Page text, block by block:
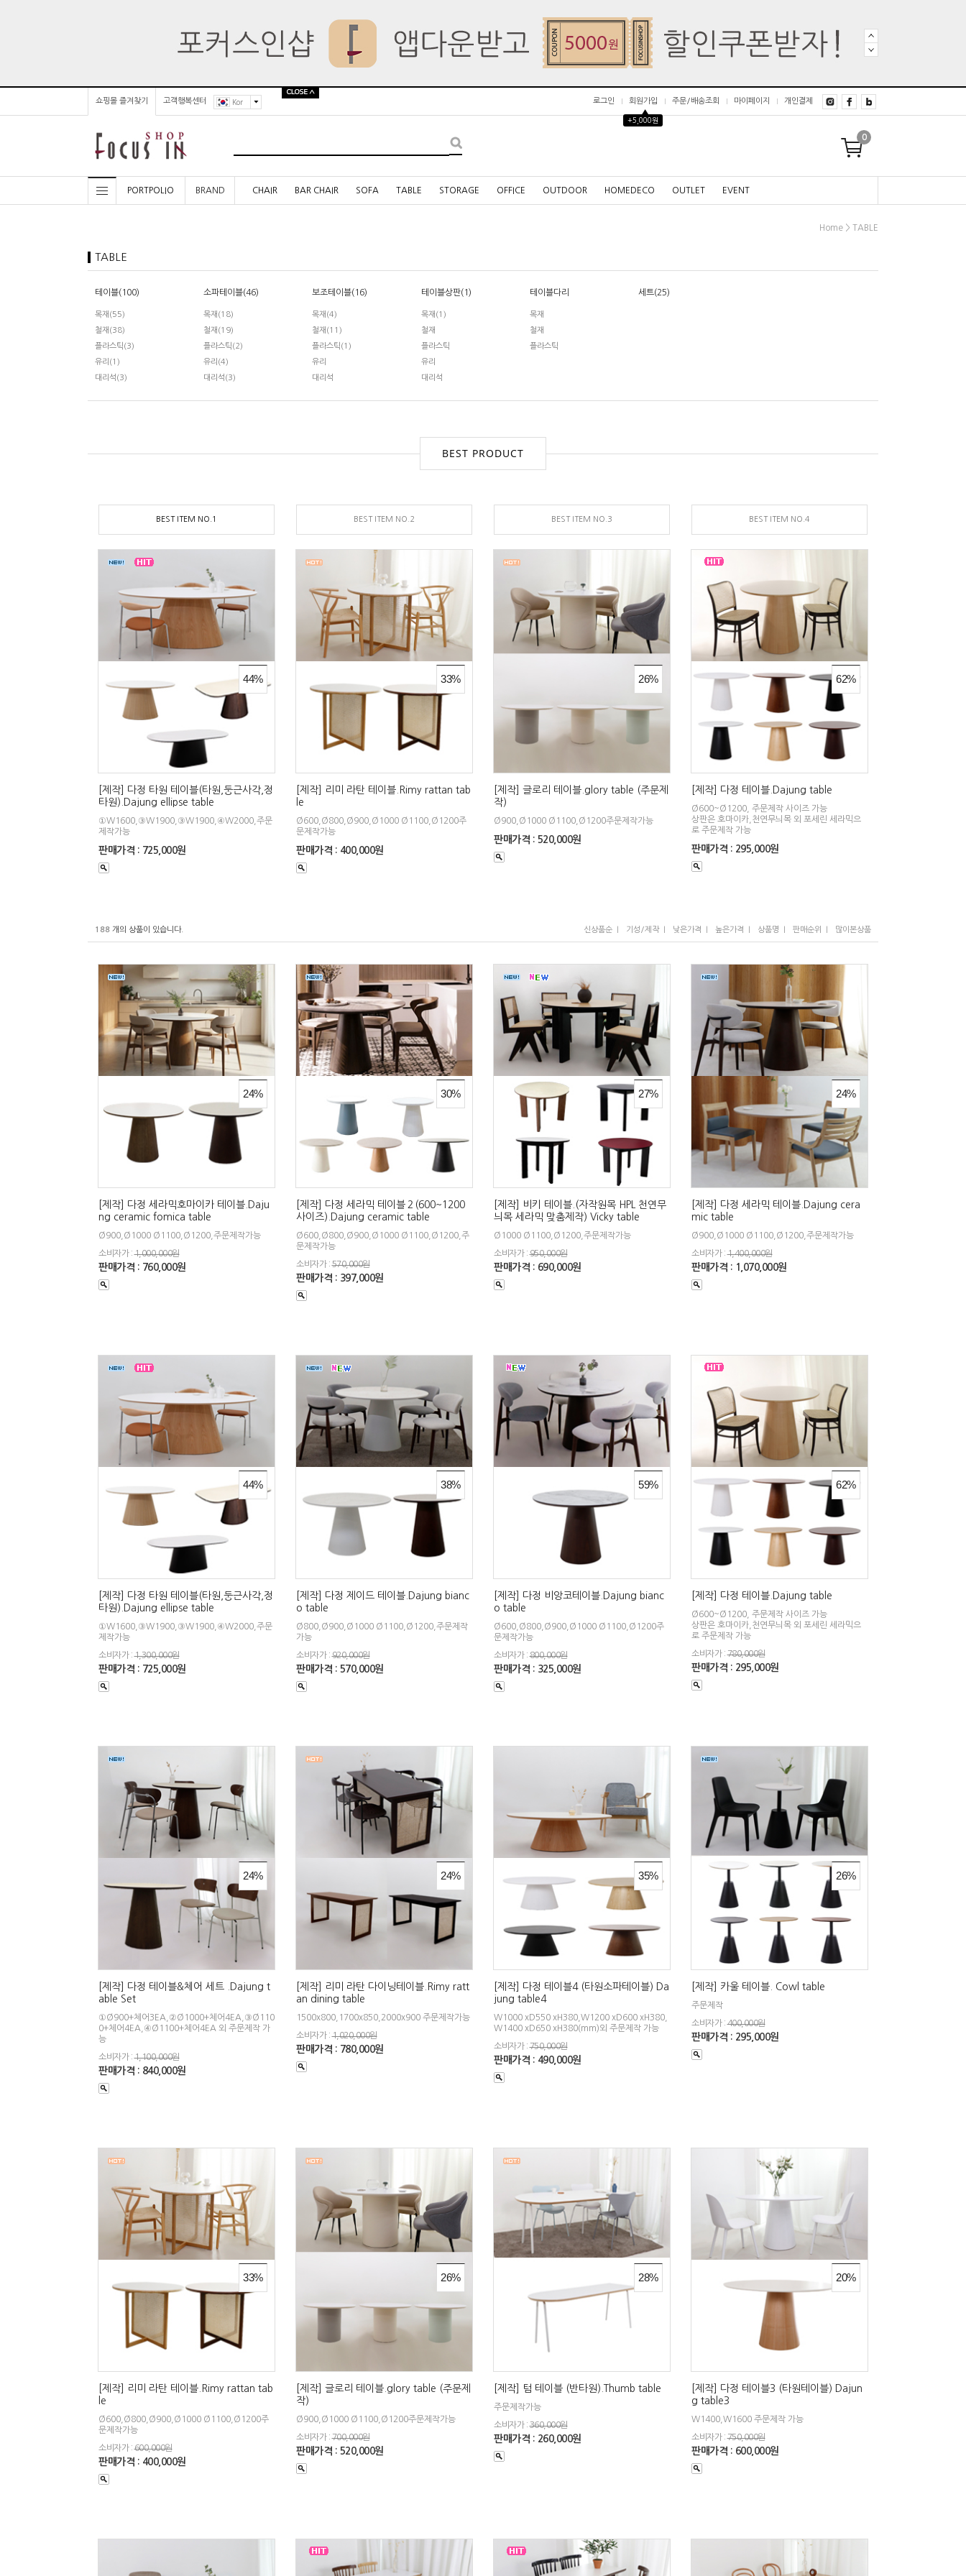
쇼핑몰 즐겨찾기 고객행복센터 Kor 로그인 회원가입
▲
+5,000원
주문/배송조회 마이페이지 개인결제
0
PORTPOLIO BRAND CHAIR BAR CHAIR SOFA TABLE STORAGE OFFICE OUTDOOR HOMEDECO OUTLET EVENT
Home > TABLE
TABLE
테이블(100)
목재(55)
철재(38)
플라스틱(3)
유리(1)
대리석(3)
소파테이블(46)
목재(18)
철재(19)
플라스틱(2)
유리(4)
대리석(3)
보조테이블(16)
목재(4)
철재(11)
플라스틱(1)
유리
대리석
테이블상판(1)
목재(1)
철재
플라스틱
유리
대리석
테이블다리
목재
철재
플라스틱
세트(25)
BEST PRODUCT
BEST ITEM NO.1 BEST ITEM NO.2 BEST ITEM NO.3 BEST ITEM NO.4
44%
[제작] 다정 타원 테이블(타원,둥근사각,정
타원).Dajung ellipse table
①W1600,③W1900,③W1900,④W2000,주문
제작가능
판매가격 : 725,000원
33%
[제작] 리미 라탄 테이블.Rimy rattan tab
le
Ø600,Ø800,Ø900,Ø1000 Ø1100,Ø1200주
문제작가능
판매가격 : 400,000원
26%
[제작] 글로리 테이블.glory table (주문제
작)
Ø900,Ø1000 Ø1100,Ø1200주문제작가능
판매가격 : 520,000원
62%
[제작] 다정 테이블.Dajung table
Ø600~Ø1200, 주문제작 사이즈 가능
상판은 호마이카,천연무늬목 외 포세린 세라믹으
로 주문제작 가능
판매가격 : 295,000원
188 개의 상품이 있습니다. 신상품순 기성/제작I 낮은가격 높은가격 상품명 판매순위 많이본상품
24%
[제작] 다정 세라믹호마이카 테이블.Daju
ng ceramic fomica table
Ø900,Ø1000 Ø1100,Ø1200,주문제작가능
소비자가 :1,000,000원
판매가격 : 760,000원
30%
[제작] 다정 세라믹 테이블２(600~1200
사이즈).Dajung ceramic table
Ø600,Ø800,Ø900,Ø1000 Ø1100,Ø1200,주
문제작가능
소비자가 :570,000원
판매가격 : 397,000원
27%
[제작] 비키 테이블.(자작원목 HPL 천연무
늬목 세라믹 맞춤제작) Vicky table
Ø1000 Ø1100,Ø1200,주문제작가능
소비자가 :950,000원
판매가격 : 690,000원
24%
[제작] 다정 세라믹 테이블.Dajung cera
mic table
Ø900,Ø1000 Ø1100,Ø1200,주문제작가능
소비자가 :1,400,000원
판매가격 : 1,070,000원
44%
[제작] 다정 타원 테이블(타원,둥근사각,정
타원).Dajung ellipse table
①W1600,③W1900,③W1900,④W2000,주문
제작가능
소비자가 :1,300,000원
판매가격 : 725,000원
38%
[제작] 다정 제이드 테이블.Dajung bianc
o table
Ø800,Ø900,Ø1000 Ø1100,Ø1200,주문제작
가능
소비자가 :920,000원
판매가격 : 570,000원
59%
[제작] 다정 비앙코테이블.Dajung bianc
o table
Ø600,Ø800,Ø900,Ø1000 Ø1100,Ø1200주
문제작가능
소비자가 :800,000원
판매가격 : 325,000원
62%
[제작] 다정 테이블.Dajung table
Ø600~Ø1200, 주문제작 사이즈 가능
상판은 호마이카,천연무늬목 외 포세린 세라믹으
로 주문제작 가능
소비자가 :780,000원
판매가격 : 295,000원
24%
[제작] 다정 테이블&체어 세트 .Dajung t
able Set
①Ø900+체어3EA,②Ø1000+체어4EA,③Ø110
0+체어4EA,④Ø1100+체어4EA 외 주문제작 가
능
소비자가 :1,100,000원
판매가격 : 840,000원
24%
[제작] 리미 라탄 다이닝테이블.Rimy ratt
an dining table
1500x800,1700x850,2000x900 주문제작가능
소비자가 :1,020,000원
판매가격 : 780,000원
35%
[제작] 다정 테이블4 (타원소파테이블) Da
jung table4
W1000 xD550 xH380,W1200 xD600 xH380,
W1400 xD650 xH380(mm)외 주문제작 가능
소비자가 :750,000원
판매가격 : 490,000원
26%
[제작] 카울 테이블. Cowl table
주문제작
소비자가 :400,000원
판매가격 : 295,000원
33%
[제작] 리미 라탄 테이블.Rimy rattan tab
le
Ø600,Ø800,Ø900,Ø1000 Ø1100,Ø1200주
문제작가능
소비자가 :600,000원
판매가격 : 400,000원
26%
[제작] 글로리 테이블.glory table (주문제
작)
Ø900,Ø1000 Ø1100,Ø1200주문제작가능
소비자가 :700,000원
판매가격 : 520,000원
28%
[제작] 텀 테이블 (반타원).Thumb table
주문제작가능
소비자가 :360,000원
판매가격 : 260,000원
20%
[제작] 다정 테이블3 (타원테이블) Dajun
g table3
W1400,W1600 주문제작 가능
소비자가 :750,000원
판매가격 : 600,000원